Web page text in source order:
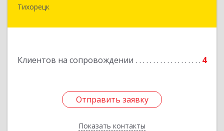
Тихорецк
Клиентов на сопровождении 4
Отправить заявку
Показать контакты
352114, Краснодарский край, Тихорецкий р-н,
Подробнее
Отправить заявку
Назад